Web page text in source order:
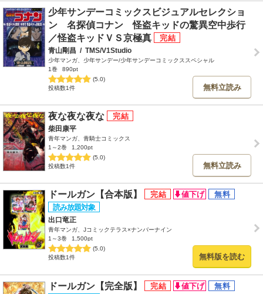
少年サンデーコミックスビジュアルセレクショ
ン 名探偵コナン 怪盗キッドの驚異空中歩行
／怪盗キッドＶＳ京極真
青山剛昌 / TMS/V1Studio
少年マンガ、少年サンデー/少年サンデーコミックススペシャル
1巻
890pt
(5.0)
投稿数1件
無料立読み
夜な夜な夜な
柴田康平
青年マンガ、青騎士コミックス
1～2巻
1,200pt
(5.0)
投稿数1件
無料立読み
ドールガン【合本版】
出口竜正
青年マンガ、Jコミックテラス×ナンバーナイン
1～3巻
1,500pt
(5.0)
投稿数1件
無料版を読む
ドールガン【完全版】